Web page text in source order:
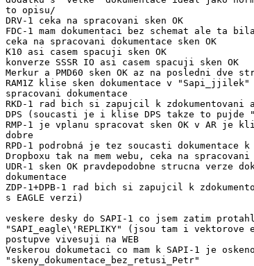
to opisu/
DRV-1 ceka na spracovani sken OK
FDC-1 mam dokumentaci bez schemat ale ta
ceka na spracovani dokumentace sken OK
K10 asi casem spacuji sken OK
konverze SSSR IO asi casem spacuji sken OK
Merkur a PMD60 sken OK az na posledni dve
RAM1Z klise sken dokumentace v "Sapi_jjilek"
spracovani dokumentace
RKD-1 rad bich si zapujcil k zdokumentovani
DPS (soucasti je i klise DPS takze to pujde
RMP-1 je vplanu spracovat sken OK v AR je
dobre
RPD-1 podrobná je tez soucasti dokumentace
Dropboxu tak na mem webu, ceka na spracovani
UDR-1 sken OK pravdepodobne strucna verze
dokumentace
ZDP-1+DPB-1 rad bich si zapujcil k
s EAGLE verzi)
veskere desky do SAPI-1 co jsem zatim protahl
"SAPI_eagle\'REPLIKY" (jsou tam i vektorove
postupve vivesuji na WEB
Veskerou dokumetaci co mam k SAPI-1 je
"skeny_dokumentace_bez_retusi_Petr"